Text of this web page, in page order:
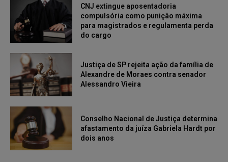
CNJ extingue aposentadoria
compulsória como punição máxima
para magistrados e regulamenta perda
do cargo
Justiça de SP rejeita ação da família de
Alexandre de Moraes contra senador
Alessandro Vieira
Conselho Nacional de Justiça determina
afastamento da juíza Gabriela Hardt por
dois anos